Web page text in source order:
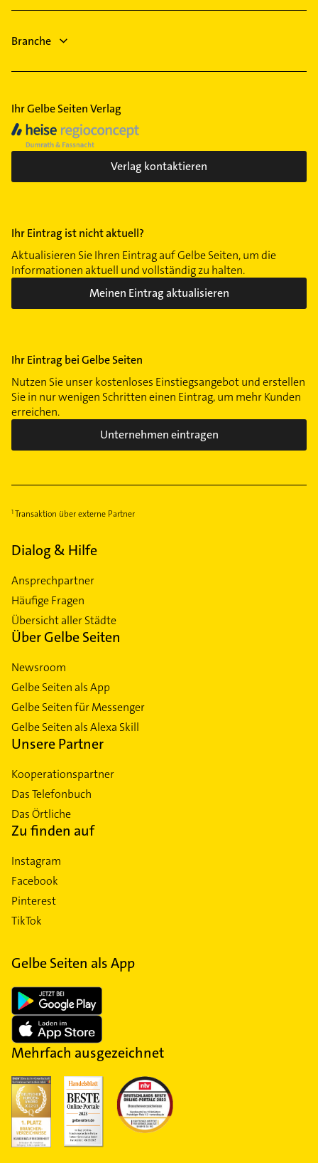
Heizungsbauer
Steuerberater
Branche
Ihr Gelbe Seiten Verlag
Verlag kontaktieren
Ihr Eintrag ist nicht aktuell?
Aktualisieren Sie Ihren Eintrag auf Gelbe Seiten, um die
Informationen aktuell und vollständig zu halten.
Meinen Eintrag aktualisieren
Ihr Eintrag bei Gelbe Seiten
Nutzen Sie unser kostenloses Einstiegsangebot und erstellen
Sie in nur wenigen Schritten einen Eintrag, um mehr Kunden
erreichen.
Unternehmen eintragen
Transaktion über externe Partner
Dialog & Hilfe
Ansprechpartner
Häufige Fragen
Übersicht aller Städte
Über Gelbe Seiten
Newsroom
Gelbe Seiten als App
Gelbe Seiten für Messenger
Gelbe Seiten als Alexa Skill
Unsere Partner
Kooperationspartner
Das Telefonbuch
Das Örtliche
Zu finden auf
Instagram
Facebook
Pinterest
TikTok
Gelbe Seiten als App
Mehrfach ausgezeichnet